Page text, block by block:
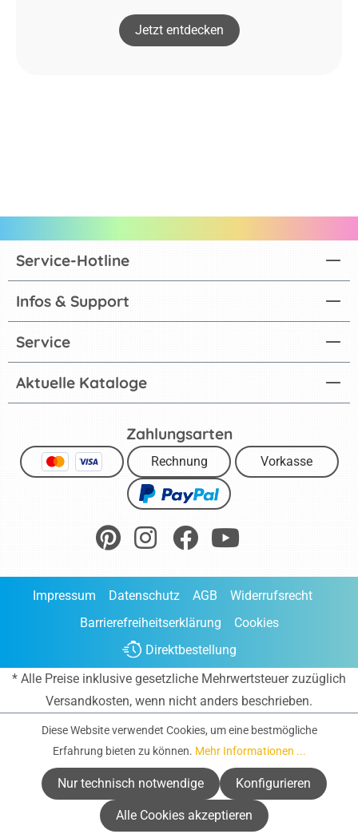
Jetzt entdecken
Aktuelle Kataloge
Service-Hotline
Infos & Support
Service
Zahlungsarten
Rechnung Vorkasse
Impressum Datenschutz AGB
Widerrufsrecht
Barrierefreiheitserklärung
Cookies
Direktbestellung
* Alle Preise inklusive gesetzliche Mehrwertsteuer zuzüglich
Versandkosten, wenn nicht anders beschrieben.
Diese Website verwendet Cookies, um eine bestmögliche
Erfahrung bieten zu können. Mehr Informationen ...
Nur technisch notwendige Konfigurieren
Alle Cookies akzeptieren